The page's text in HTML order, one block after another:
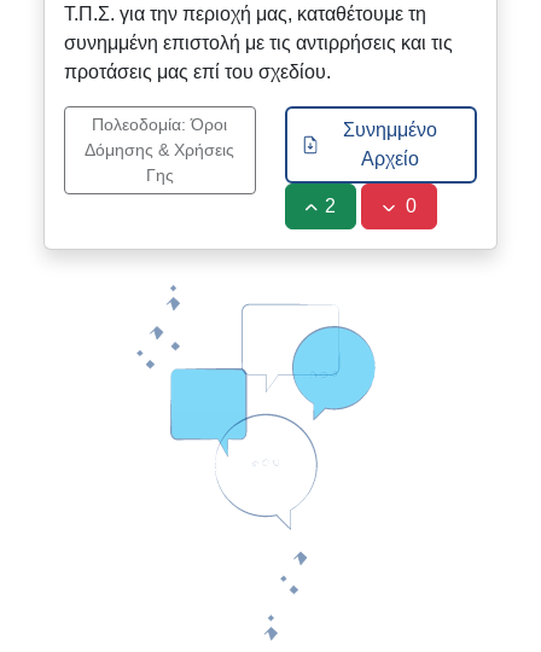
Τ.Π.Σ. για την περιοχή μας, καταθέτουμε τη
συνημμένη επιστολή με τις αντιρρήσεις και τις
προτάσεις μας επί του σχεδίου.
Πολεοδομία: Όροι
Δόμησης & Χρήσεις
Γης
Συνημμένο
Αρχείο
2 0